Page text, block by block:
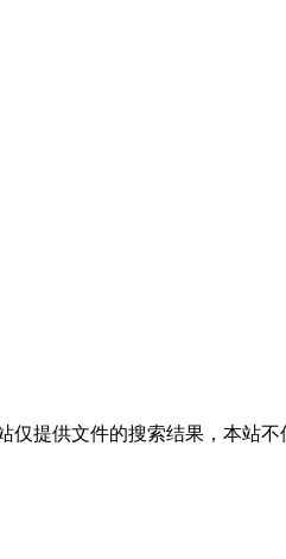
仅提供文件的搜索结果，本站